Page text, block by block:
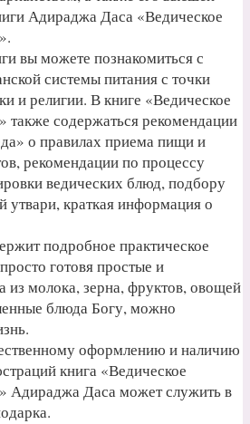
Адираджа Даса «Ведическое
вы можете познакомиться с
системы питания с точки
и религии. В книге «Ведическое
также содержаться рекомендации
о правилах приема пищи и
рекомендации по процессу
ведических блюд, подбору
утвари, краткая информация о
подробное практическое
готовя простые и
из молока, зерна, фруктов, овощей
блюда Богу, можно
оформлению и наличию
книга «Ведическое
Адираджа Даса может служить в